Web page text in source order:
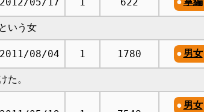
いう女
2011/08/04 1 1780 男女
た。
男女